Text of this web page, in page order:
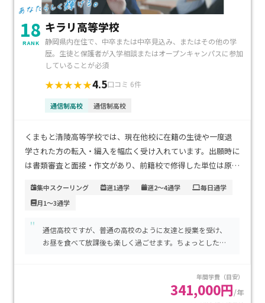
18
RANK
キラリ高等学校
静岡県内在住で、中卒または中卒見込み、またはその他の学
歴。生徒と保護者が入学相談またはオープンキャンパスに参加
していることが必須
★★★★★4.5口コミ 6件
通信制高校 通信制高校
くまもと清陵高等学校では、現在他校に在籍の生徒や一度退
学された方の転入・編入を幅広く受け入れています。出願時に
は書類審査と面接・作文があり、前籍校で修得した単位は原則
少ないのが安心材料です。具体的な数字は公開されていません
が、全国から対応可能な通信制の利点を活かし、地域で学べ
る学習拠点が整っているため、安心して再スタートできる環
境です。
集中スクーリング 週1通学 週2～4通学
毎日通学
月1～3通学
"
通信高校ですが、普通の高校のように友達と授業を受け、
お昼を食べて放課後も楽しく過ごせます。ちょっとした大
年間学費（目安）
341,000円/年